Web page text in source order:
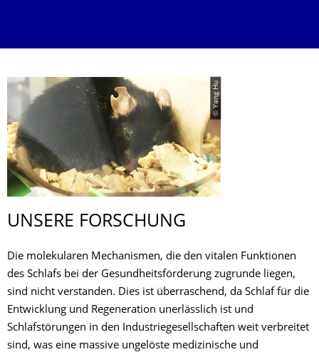
© Yang Hu
UNSERE FORSCHUNG
Die molekularen Mechanismen, die den vitalen Funktionen
des Schlafs bei der Gesundheitsförderung zugrunde liegen,
sind nicht verstanden. Dies ist überraschend, da Schlaf für die
Entwicklung und Regeneration unerlässlich ist und
Schlafstörungen in den Industriegesellschaften weit verbreitet
sind, was eine massive ungelöste medizinische und